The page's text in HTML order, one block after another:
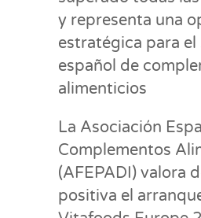
y representa una
estratégica para
español de
alimenticios
La Asociación
Complementos
(AFEPADI) valora
positiva el